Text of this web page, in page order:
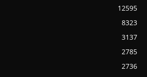
12595
8323
3137
2785
2736